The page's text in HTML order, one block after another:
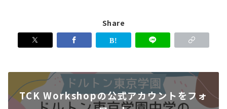
Share
TCK Workshopの公式アカウントをフォ